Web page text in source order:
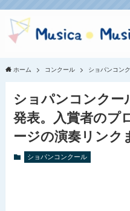
ホーム コンクール ショパンコン
ショパンコンクー
発表。入賞者のプ
ージの演奏リンク
ショパンコンクール